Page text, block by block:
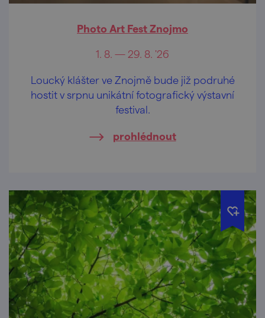
Photo Art Fest Znojmo
1. 8. — 29. 8. '26
Loucký klášter ve Znojmě bude již podruhé
hostit v srpnu unikátní fotografický výstavní
festival.
prohlédnout